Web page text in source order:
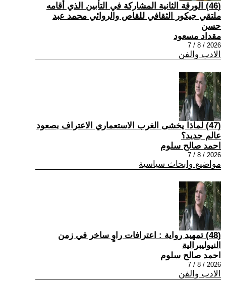
(46) الورقة الثانية المشاركة في التأبين الذي أقامه
ملتقي جيكور الثقافي للقاص والروائي محمد عبد
حسن
مقداد مسعود
2026 / 8 / 7
الادب والفن
(47) لماذا يخشى الغرب الاستعماري الاعتراف بصعود
عالم جديد؟
احمد صالح سلوم
2026 / 8 / 7
مواضيع وابحاث سياسية
(48) تمهيد رواية : اعترافات راوٍ ساخر في زمن
النيوليبرالية
احمد صالح سلوم
2026 / 8 / 7
الادب والفن